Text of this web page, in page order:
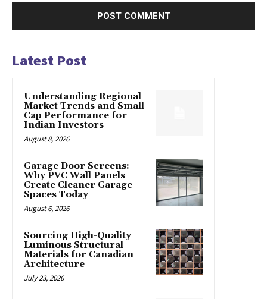
Latest Post
Understanding Regional
Market Trends and Small
Cap Performance for
Indian Investors
August 8, 2026
Garage Door Screens:
Why PVC Wall Panels
Create Cleaner Garage
Spaces Today
August 6, 2026
Sourcing High-Quality
Luminous Structural
Materials for Canadian
Architecture
July 23, 2026